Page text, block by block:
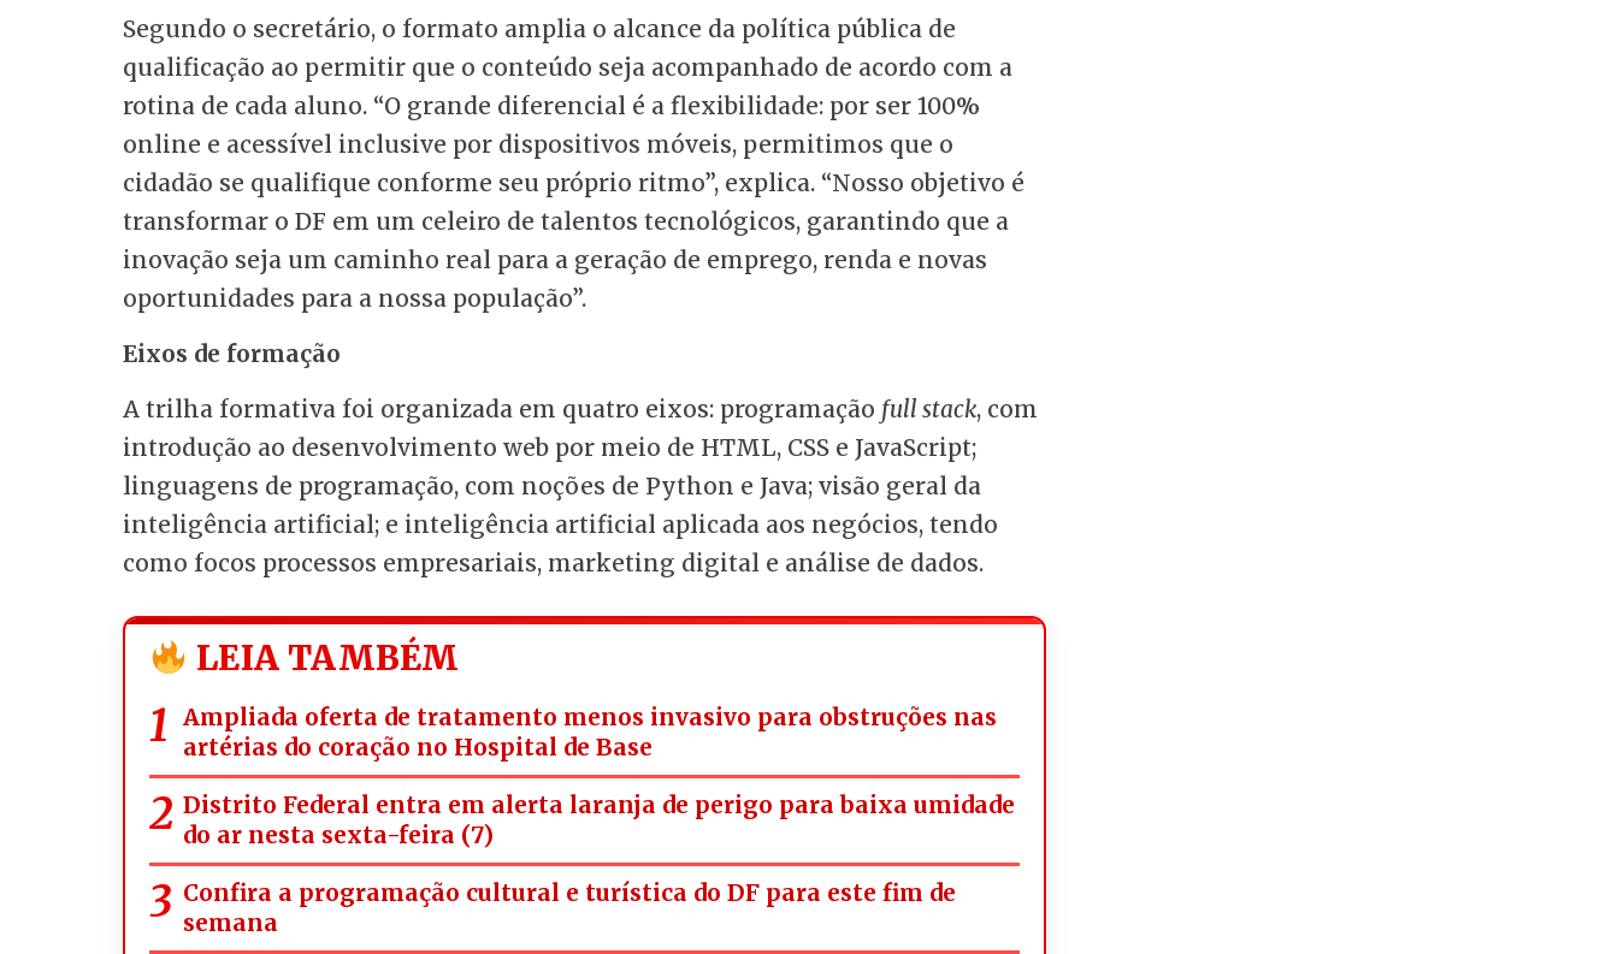
Segundo o secretário, o formato amplia o alcance da política pública de
qualificação ao permitir que o conteúdo seja acompanhado de acordo com a
rotina de cada aluno. “O grande diferencial é a flexibilidade: por ser 100%
online e acessível inclusive por dispositivos móveis, permitimos que o
cidadão se qualifique conforme seu próprio ritmo”, explica. “Nosso objetivo é
transformar o DF em um celeiro de talentos tecnológicos, garantindo que a
inovação seja um caminho real para a geração de emprego, renda e novas
oportunidades para a nossa população”.
Eixos de formação
A trilha formativa foi organizada em quatro eixos: programação full stack, com
introdução ao desenvolvimento web por meio de HTML, CSS e JavaScript;
linguagens de programação, com noções de Python e Java; visão geral da
inteligência artificial; e inteligência artificial aplicada aos negócios, tendo
como focos processos empresariais, marketing digital e análise de dados.
LEIA TAMBÉM
Ampliada oferta de tratamento menos invasivo para obstruções nas
artérias do coração no Hospital de Base
Distrito Federal entra em alerta laranja de perigo para baixa umidade
do ar nesta sexta-feira (7)
Confira a programação cultural e turística do DF para este fim de
semana